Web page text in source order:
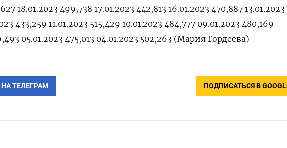
18.01.2023 499,738 17.01.2023 442,813 16.01.2023 470,887 13.01.2023
433,259 11.01.2023 515,429 10.01.2023 484,777 09.01.2023 480,169
05.01.2023 475,013 04.01.2023 502,263 (Мария Гордеева)
ТЕЛЕГРАМ ПОДПИСАТЬСЯ В